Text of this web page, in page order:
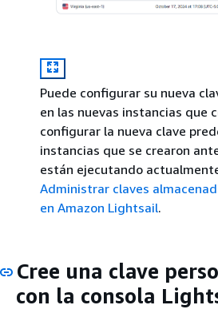
Puede configurar su nueva
en las nuevas instancias que
configurar la nueva clave
instancias que se crearon
están ejecutando
Administrar claves
en Amazon Lightsail.
Cree una clave
con la consola